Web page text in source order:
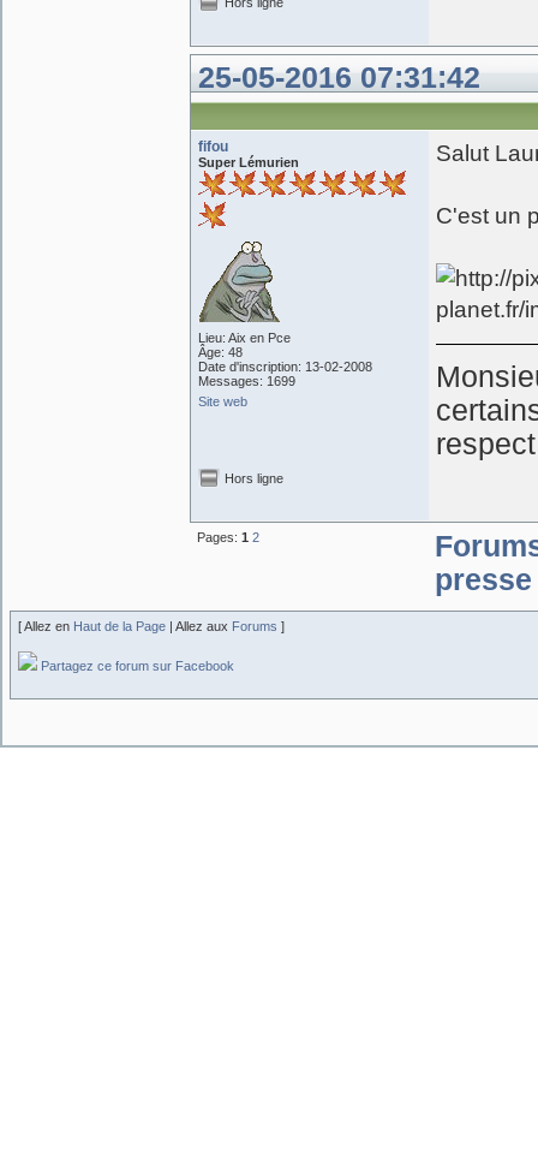
25-05-2016 07:31:42
fifou
Super Lémurien
Lieu: Aix en Pce
Âge: 48
Date d'inscription: 13-02-2008
Messages: 1699
Site web
Salut
C'est un
Hors ligne
Pages: 1 2
presse
[ Allez en Haut de la Page | Allez aux Forums ]
Partagez ce forum sur Facebook